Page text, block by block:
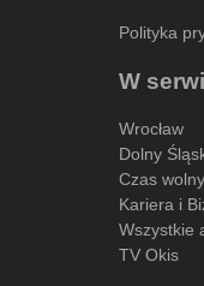
Polityka
W
Wrocław
Dolny
Czas wolny
Kariera i
Wszystkie
TV Okis